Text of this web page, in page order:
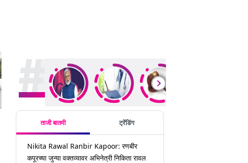
ताजी बातमी ट्रेंडिंग
Nikita Rawal Ranbir Kapoor: रणबीर
कपूरच्या जुन्या वक्तव्यावर अभिनेत्री निकिता रावल